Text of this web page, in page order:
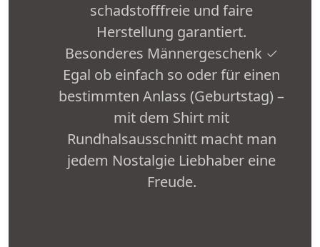
schadstofffreie und faire
Herstellung garantiert.
Besonderes Männergeschenk ✓
Egal ob einfach so oder für einen
bestimmten Anlass (Geburtstag) –
mit dem Shirt mit
Rundhalsausschnitt macht man
jedem Nostalgie Liebhaber eine
Freude.